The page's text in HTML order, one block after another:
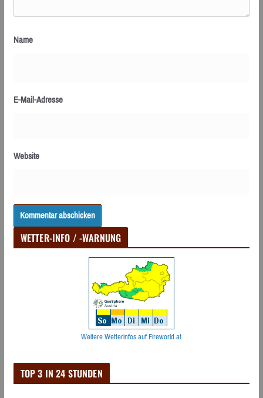
Name
E-Mail-Adresse
Website
WETTER-INFO / -WARNUNG
Weitere Wetterinfos auf Fireworld.at
TOP 3 IN 24 STUNDEN